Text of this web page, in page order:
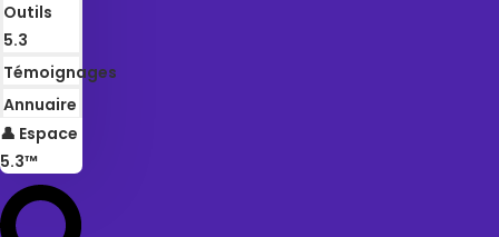
Outils
5.3
Témoignages
Annuaire
👤 Espace
5.3™